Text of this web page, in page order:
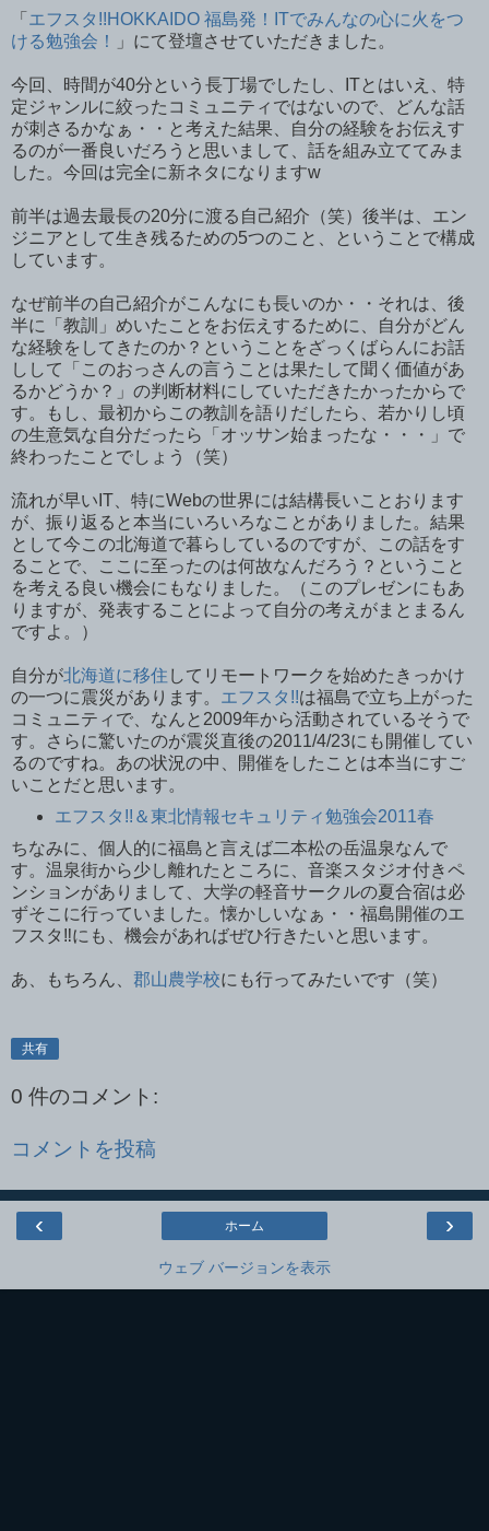
「 エフスタ!!HOKKAIDO 福島発！ITでみんなの心に火をつ
ける勉強会！
」にて登壇させていただきました。
今回、時間が40分という長丁場でしたし、ITとはいえ、特
定ジャンルに絞ったコミュニティではないので、どんな話
が刺さるかなぁ・・と考えた結果、自分の経験をお伝えす
るのが一番良いだろうと思いまして、話を組み立ててみま
した。今回は完全に新ネタになりますw
前半は過去最長の20分に渡る自己紹介（笑）後半は、エン
ジニアとして生き残るための5つのこと、ということで構成
しています。
なぜ前半の自己紹介がこんなにも長いのか・・それは、後
半に「教訓」めいたことをお伝えするために、自分がどん
な経験をしてきたのか？ということをざっくばらんにお話
しして「このおっさんの言うことは果たして聞く価値があ
るかどうか？」の判断材料にしていただきたかったからで
す。もし、最初からこの教訓を語りだしたら、若かりし頃
の生意気な自分だったら「オッサン始まったな・・・」で
終わったことでしょう（笑）
流れが早いIT、特にWebの世界には結構長いことおります
が、振り返ると本当にいろいろなことがありました。結果
として今この北海道で暮らしているのですが、この話をす
ることで、ここに至ったのは何故なんだろう？ということ
を考える良い機会にもなりました。（このプレゼンにもあ
りますが、発表することによって自分の考えがまとまるん
ですよ。）
自分が北海道に移住 してリモートワークを始めたきっかけ
の一つに震災があります。 エフスタ!!は福島で立ち上がった
コミュニティで、なんと2009年から活動されているそうで
す。さらに驚いたのが震災直後の2011/4/23にも開催してい
るのですね。あの状況の中、開催をしたことは本当にすご
いことだと思います。
エフスタ!!＆東北情報セキュリティ勉強会2011春
ちなみに、個人的に福島と言えば二本松の岳温泉なんで
す。温泉街から少し離れたところに、音楽スタジオ付きペ
ンションがありまして、大学の軽音サークルの夏合宿は必
ずそこに行っていました。懐かしいなぁ・・福島開催のエ
フスタ‼︎にも、機会があればぜひ行きたいと思います。
あ、もちろん、 郡山農学校にも行ってみたいです（笑）
共有
0 件のコメント:
コメントを投稿
‹ ›
ホーム
ウェブ バージョンを表示